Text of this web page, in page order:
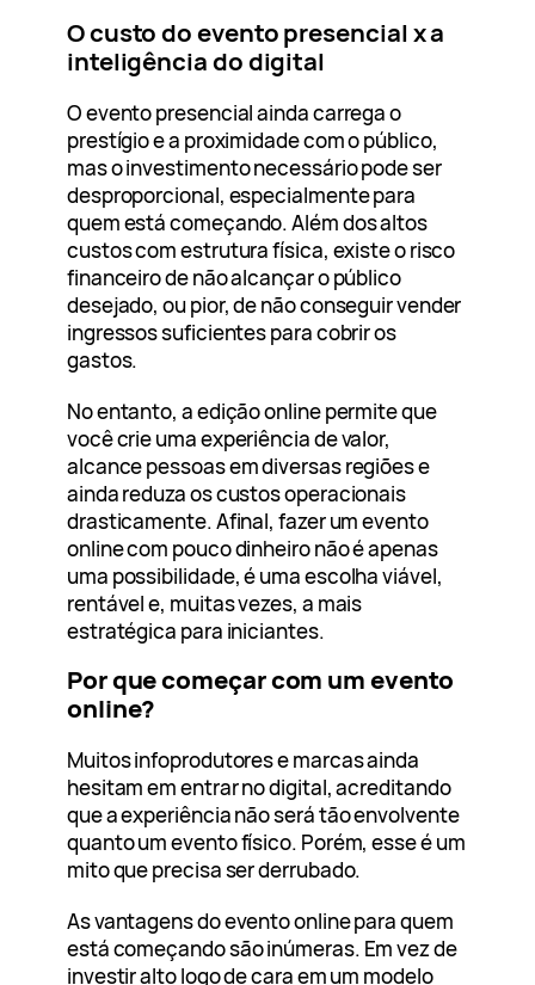
O custo do evento presencial x a
inteligência do digital
O evento presencial ainda carrega o
prestígio e a proximidade com o público,
mas o investimento necessário pode ser
desproporcional, especialmente para
quem está começando. Além dos altos
custos com estrutura física, existe o risco
financeiro de não alcançar o público
desejado, ou pior, de não conseguir vender
ingressos suficientes para cobrir os
gastos.
No entanto, a edição online permite que
você crie uma experiência de valor,
alcance pessoas em diversas regiões e
ainda reduza os custos operacionais
drasticamente. Afinal, fazer um evento
online com pouco dinheiro não é apenas
uma possibilidade, é uma escolha viável,
rentável e, muitas vezes, a mais
estratégica para iniciantes.
Por que começar com um evento
online?
Muitos infoprodutores e marcas ainda
hesitam em entrar no digital, acreditando
que a experiência não será tão envolvente
quanto um evento físico. Porém, esse é um
mito que precisa ser derrubado.
As vantagens do evento online para quem
está começando são inúmeras. Em vez de
investir alto logo de cara em um modelo